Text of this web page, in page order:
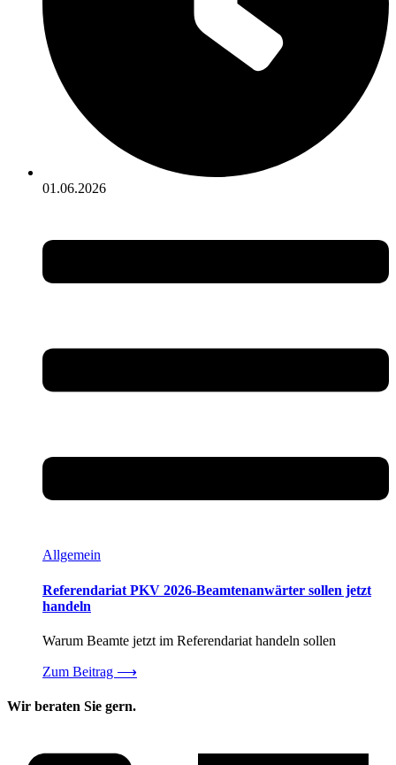
01.06.2026
Allgemein
Referendariat PKV 2026-Beamtenanwärter sollen jetzt
handeln
Warum Beamte jetzt im Referendariat handeln sollen
Zum Beitrag ⟶
Wir beraten Sie gern.